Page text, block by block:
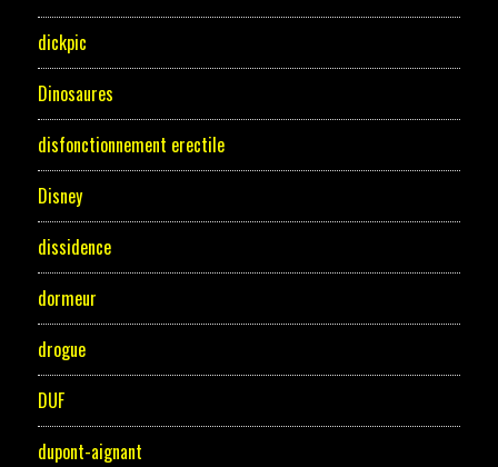
dickpic
Dinosaures
disfonctionnement erectile
Disney
dissidence
dormeur
drogue
DUF
dupont-aignant